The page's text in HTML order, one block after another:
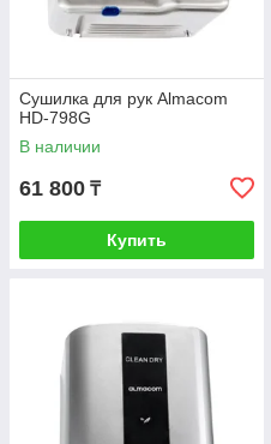
Сушилка для рук Almacom
HD-798G
В наличии
61 800 ₸
Купить